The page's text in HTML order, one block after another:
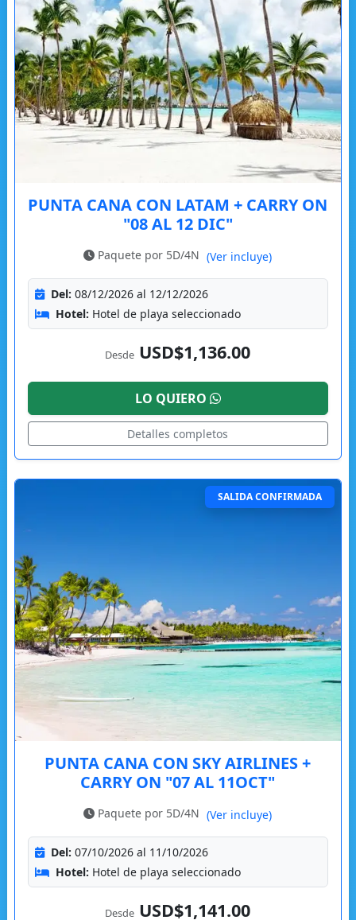
PUNTA CANA CON LATAM + CARRY ON
"08 AL 12 DIC"
Paquete por 5D/4N (Ver incluye)
Del: 08/12/2026 al 12/12/2026
Hotel: Hotel de playa seleccionado
Desde USD$1,136.00
LO QUIERO
Detalles completos
SALIDA CONFIRMADA
PUNTA CANA CON SKY AIRLINES +
CARRY ON "07 AL 11OCT"
Paquete por 5D/4N (Ver incluye)
Del: 07/10/2026 al 11/10/2026
Hotel: Hotel de playa seleccionado
Desde USD$1,141.00